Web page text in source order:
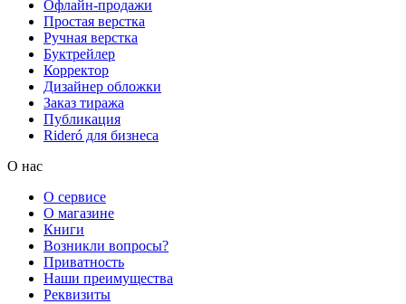
Офлайн-продажи
Простая верстка
Ручная верстка
Буктрейлер
Корректор
Дизайнер обложки
Заказ тиража
Публикация
Rideró для бизнеса
О нас
О сервисе
О магазине
Книги
Возникли вопросы?
Приватность
Наши преимущества
Реквизиты